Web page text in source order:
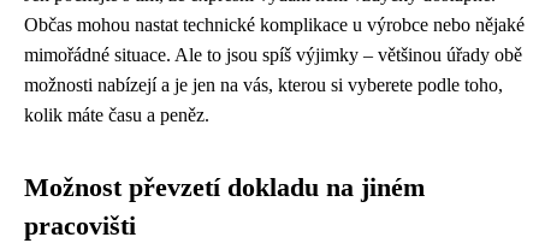
Občas mohou nastat technické komplikace u výrobce nebo nějaké
mimořádné situace. Ale to jsou spíš výjimky – většinou úřady obě
možnosti nabízejí a je jen na vás, kterou si vyberete podle toho,
kolik máte času a peněz.
Možnost převzetí dokladu na jiném
pracovišti